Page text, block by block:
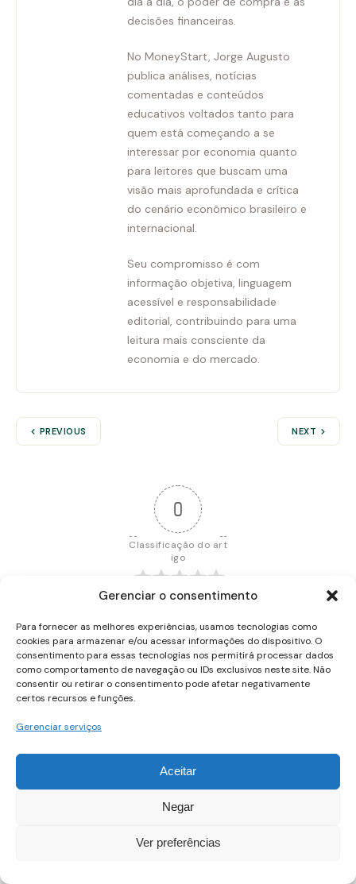
Gerenciar o consentimento
Para fornecer as melhores experiências, usamos tecnologias como
cookies para armazenar e/ou acessar informações do dispositivo. O
consentimento para essas tecnologias nos permitirá processar dados
como comportamento de navegação ou IDs exclusivos neste site. Não
consentir ou retirar o consentimento pode afetar negativamente
certos recursos e funções.
Gerenciar serviços
Aceitar
Negar
Ver preferências
decisões financeiras.
No MoneyStart, Jorge Augusto
publica análises, notícias
comentadas e conteúdos
educativos voltados tanto para
quem está começando a se
interessar por economia quanto
para leitores que buscam uma
visão mais aprofundada e crítica
do cenário econômico brasileiro e
internacional.
Seu compromisso é com
informação objetiva, linguagem
acessível e responsabilidade
editorial, contribuindo para uma
leitura mais consciente da
economia e do mercado.
PREVIOUS NEXT
0
Classificação do art
igo
Inscrever-se Acessar